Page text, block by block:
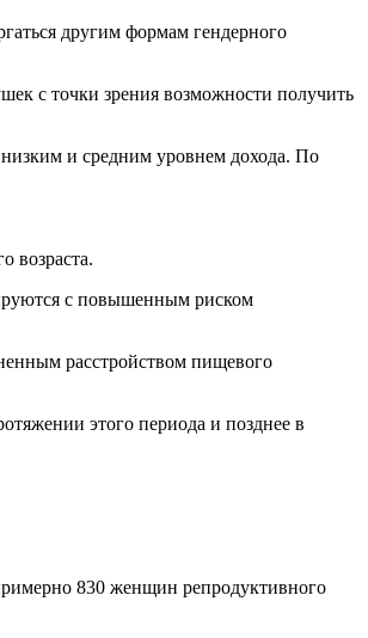
другим формам гендерного
с точки зрения возможности получить
низким и средним уровнем дохода. По
возраста.
с повышенным риском
расстройством пищевого
этого периода и позднее в
830 женщин репродуктивного